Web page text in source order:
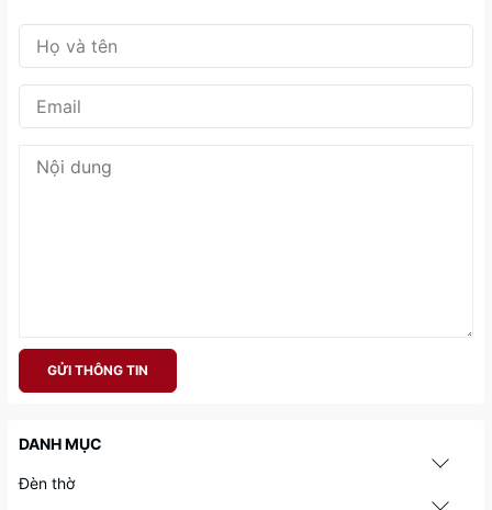
GỬI THÔNG TIN
DANH MỤC
Đèn thờ